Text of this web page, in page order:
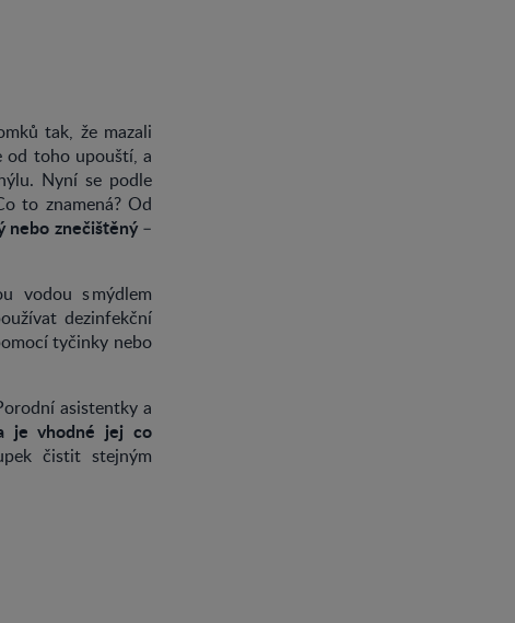
tak, že mazali
od toho upouští, a
Nyní se podle
to znamená? Od
nebo znečištěný–
vodou s mýdlem
dezinfekční
tyčinky nebo
asistentky a
je vhodné jej co
čistit stejným